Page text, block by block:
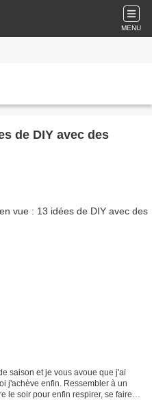
MENU
de DIY avec des
saison et je vous avoue que j'ai
j'achève enfin. Ressembler à un
le soir pour enfin respirer, se faire